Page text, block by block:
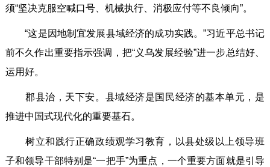
须“坚决克服空喊口号、机械执行、消极应付等不良倾向”。
“这是因地制宜发展县域经济的成功实践。”习近平总书记
前不久作出重要指示强调，把“义乌发展经验”进一步总结好、
运用好。
郡县治，天下安。县域经济是国民经济的基本单元，是
推进中国式现代化的重要基石。
树立和践行正确政绩观学习教育，以县处级以上领导班
子和领导干部特别是“一把手”为重点，一个重要方面就是引导